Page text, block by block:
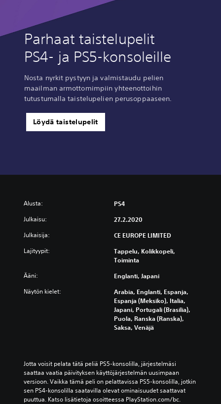
Parhaat taistelupelit
PS4- ja PS5-konsoleille
Nosta nyrkit pystyyn ja valmistaudu pelien
maailman armottomimpiin yhteenottoihin
tutustumalla taistelupelien perusoppaaseen.
Löydä taistelupelit
Alusta: PS4
Julkaisu: 27.2.2020
Julkaisija: CE EUROPE LIMITED
Lajityypit:
Tappelu, Kolikkopeli,
Toiminta
Ääni: Englanti, Japani
Näytön kielet:
Arabia, Englanti, Espanja,
Espanja (Meksiko), Italia,
Japani, Portugali (Brasilia),
Puola, Ranska (Ranska),
Saksa, Venäjä
Jotta voisit pelata tätä peliä PS5-konsolilla, järjestelmäsi
saattaa vaatia päivityksen käyttöjärjestelmän uusimpaan
versioon. Vaikka tämä peli on pelattavissa PS5-konsolilla, jotkin
sen PS4-konsolilla saatavilla olevat ominaisuudet saattavat
puuttua. Katso lisätietoja osoitteessa PlayStation.com/bc.